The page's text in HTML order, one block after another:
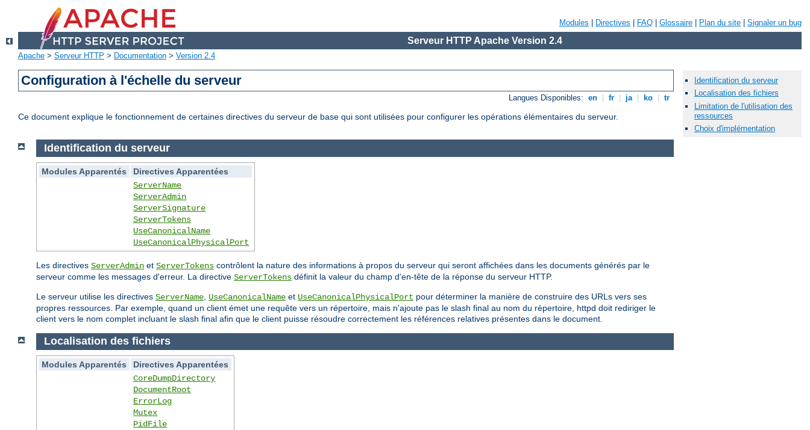
Modules Directives FAQ Glossaire Plan du site Signaler un bug
Serveur HTTP Apache Version 2.4
Apache > Serveur HTTP > Documentation > Version 2.4
Configuration à l'échelle du serveur
Langues Disponibles: en fr ja ko tr
Ce document explique le fonctionnement de certaines directives du serveur de base qui sont utilisées pour configurer les opérations élémentaires du serveur.
Identification du serveur
Modules Apparentés
Directives Apparentées
ServerName
ServerAdmin
ServerSignature
ServerTokens
UseCanonicalName
UseCanonicalPhysicalPort
Les directives ServerAdmin et ServerTokens contrôlent la nature des informations à propos du serveur qui seront affichées dans les documents générés par le
serveur comme les messages d'erreur. La directive ServerTokens définit la valeur du champ d'en-tête de la réponse du serveur HTTP.
Le serveur utilise les directives ServerName UseCanonicalName et UseCanonicalPhysicalPort pour déterminer la manière de construire des URLs vers ses
propres ressources. Par exemple, quand un client émet une requête vers un répertoire, mais n'ajoute pas le slash final au nom du répertoire, httpd doit rediriger le
client vers le nom complet incluant le slash final afin que le client puisse résoudre correctement les références relatives présentes dans le document.
Localisation des fichiers
Modules Apparentés
Directives Apparentées
CoreDumpDirectory
DocumentRoot
ErrorLog
Mutex
PidFile
Identification du serveur
Localisation des fichiers
Limitation de l'utilisation des
ressources
Choix d'implémentation